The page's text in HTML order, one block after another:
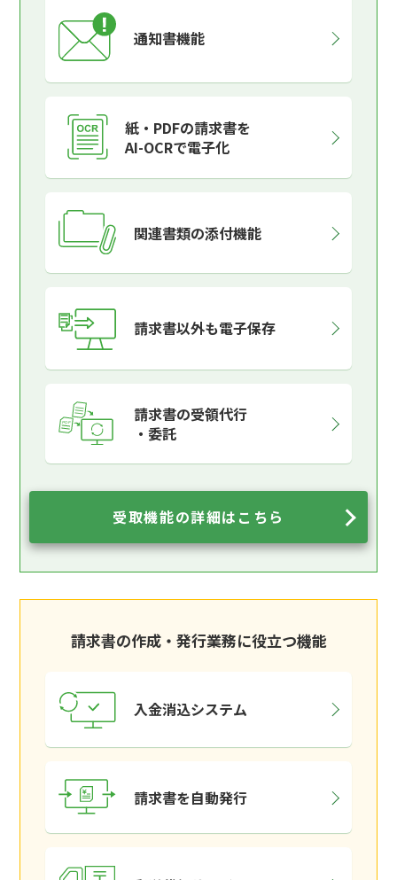
通知書機能
紙・PDFの請求書を
AI-OCRで電子化
関連書類の添付機能
請求書以外も電子保存
請求書の受領代行
・委託
受取機能の詳細はこちら
請求書の作成・発行業務に役立つ機能
入金消込システム
請求書を自動発行